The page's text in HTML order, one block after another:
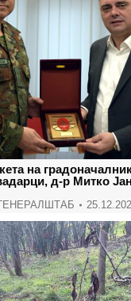
на
д-р Митко